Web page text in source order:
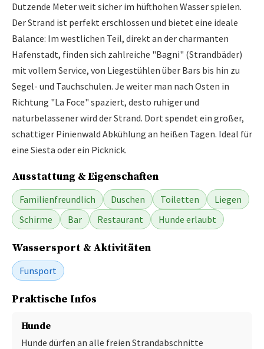
Dutzende Meter weit sicher im hüfthohen Wasser spielen.
Der Strand ist perfekt erschlossen und bietet eine ideale
Balance: Im westlichen Teil, direkt an der charmanten
Hafenstadt, finden sich zahlreiche "Bagni" (Strandbäder)
mit vollem Service, von Liegestühlen über Bars bis hin zu
Segel- und Tauchschulen. Je weiter man nach Osten in
Richtung "La Foce" spaziert, desto ruhiger und
naturbelassener wird der Strand. Dort spendet ein großer,
schattiger Pinienwald Abkühlung an heißen Tagen. Ideal für
eine Siesta oder ein Picknick.
Ausstattung & Eigenschaften
Familienfreundlich Duschen Toiletten
Liegen
Schirme
Bar Restaurant Hunde erlaubt
Wassersport & Aktivitäten
Funsport
Praktische Infos
Hunde
Hunde dürfen an alle freien Strandabschnitte